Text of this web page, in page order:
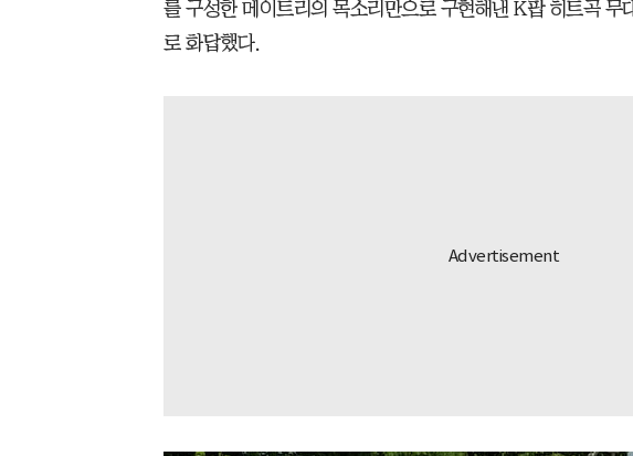
를 구성한 메이트리의 목소리만으로 구현해낸 K팝 히트곡 무
로 화답했다.